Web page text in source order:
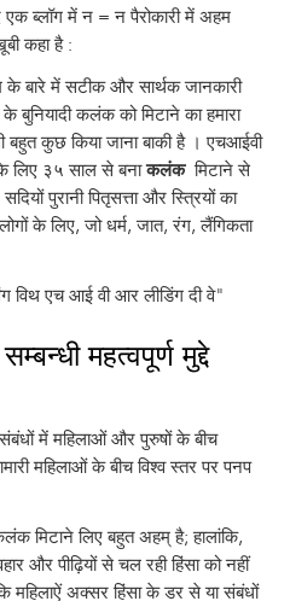
ब्लॉग में न = न पैरोकारी में अहम
कहा है :
बारे में सटीक और सार्थक जानकारी
बुनियादी कलंक को मिटाने का हमारा
कुछ किया जाना बाकी है । एचआईवी
लिए ३५ साल से बनाकलंकमिटाने से
पुरानी पितृसत्ता और स्त्रियों का
के लिए, जो धर्म, जात, रंग, लैंगिकता
विथ एच आई वी आर लीडिंग दी वे"
महत्वपूर्ण मुद्दे
में महिलाओं और पुरुषों के बीच
महिलाओं के बीच विश्व स्तर पर पनप
मिटाने लिए बहुत अहम् है; हालांकि,
और पीढ़ियों से चल रही हिंसा को नहीं
महिलाऐं अक्सर हिंसा के डर से या संबंधों